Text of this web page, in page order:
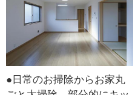
●日常のお掃除からお家丸